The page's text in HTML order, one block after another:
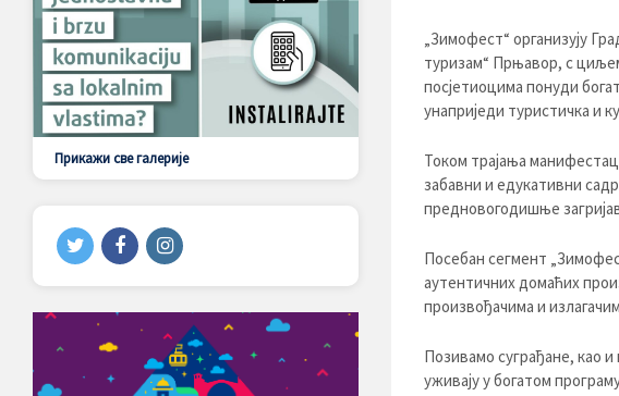
„Зимофест“ организују
туризам“ Прњавор, с
посјетиоцима понуди
унаприједи туристичка и
Током трајања
забавни и едукативни
предновогодишње
Посебан сегмент
аутентичних домаћих
произвођачима и
Позивамо суграђане, као
уживају у богатом
Прикажи све галерије